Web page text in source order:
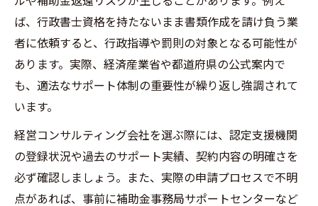
支援範囲が明確なコンサルタント選びのポ
イント
経営コンサルティングによる申請サポート
の質評価
補助金条件の確認で失敗を未然に防ぐ方法
経営コンサルティングで押さえる補助金条
件の要点
ものづくり補助金事務局サポートセンター
情報の活用法
ば、行政書士資格を持たないまま書類作成を請け負う業
者に依頼すると、行政指導や罰則の対象となる可能性が
あります。実際、経済産業省や都道府県の公式案内で
も、適法なサポート体制の重要性が繰り返し強調されて
います。
経営コンサルティング会社を選ぶ際には、認定支援機関
の登録状況や過去のサポート実績、契約内容の明確さを
必ず確認しましょう。また、実際の申請プロセスで不明
点があれば、事前に補助金事務局サポートセンターなど